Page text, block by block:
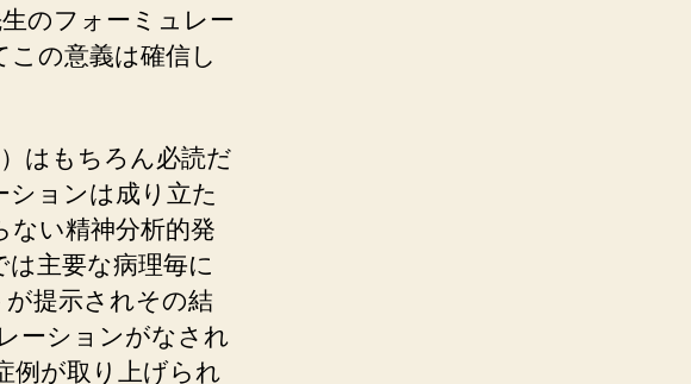
のフォーミュレー
の意義は確信し
はもちろん必読だ
ョンは成り立た
い精神分析的発
主要な病理毎に
提示されその結
ーションがなされ
例が取り上げられ